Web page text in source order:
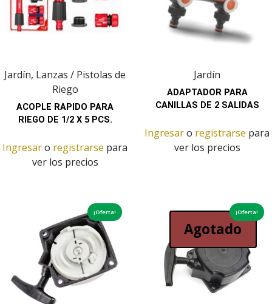
Jardín, Lanzas / Pistolas de
Riego
ACOPLE RAPIDO PARA
RIEGO DE 1/2 X 5 PCS.
Ingresaro registrarse para
ver los precios
Jardín
ADAPTADOR PARA
CANILLAS DE 2 SALIDAS
Ingresaro registrarse para
ver los precios
¡Oferta!
Agotado
¡Oferta!